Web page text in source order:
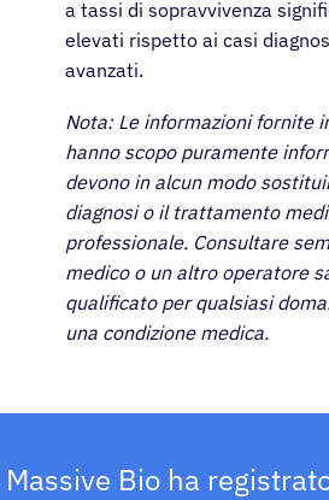
a tassi di sopravvivenza
elevati rispetto ai casi
avanzati.
Nota: Le informazioni fornite
hanno scopo puramente
devono in alcun modo
diagnosi o il trattamento
professionale. Consultare
medico o un altro operatore
qualificato per qualsiasi
una condizione medica.
Massive Bio ha